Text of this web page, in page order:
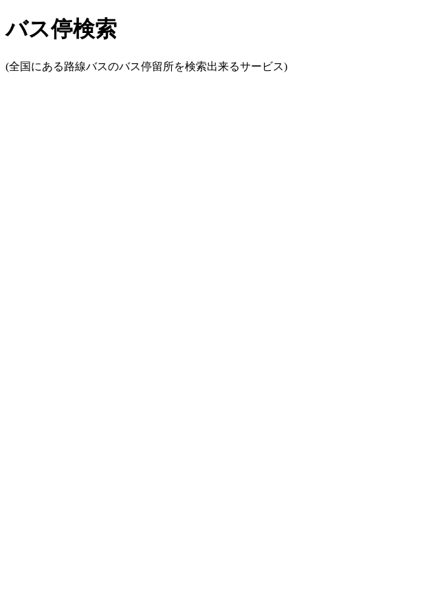
バス停検索
(全国にある路線バスのバス停留所を検索出来るサービス)